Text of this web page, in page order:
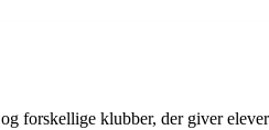
forskellige klubber, der giver